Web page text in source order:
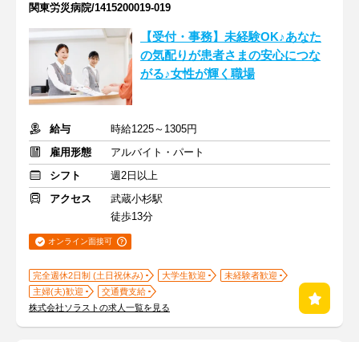
関東労災病院/1415200019-019
【受付・事務】未経験OK♪あなた
の気配りが患者さまの安心につな
がる♪女性が輝く職場
給与
時給1225～1305円
雇用形態
アルバイト・パート
シフト
週2日以上
アクセス
武蔵小杉駅
徒歩13分
オンライン面接可
完全週休2日制 (土日祝休み) 大学生歓迎
未経験者歓迎
主婦(夫)歓迎
交通費支給
株式会社ソラストの求人一覧を見る